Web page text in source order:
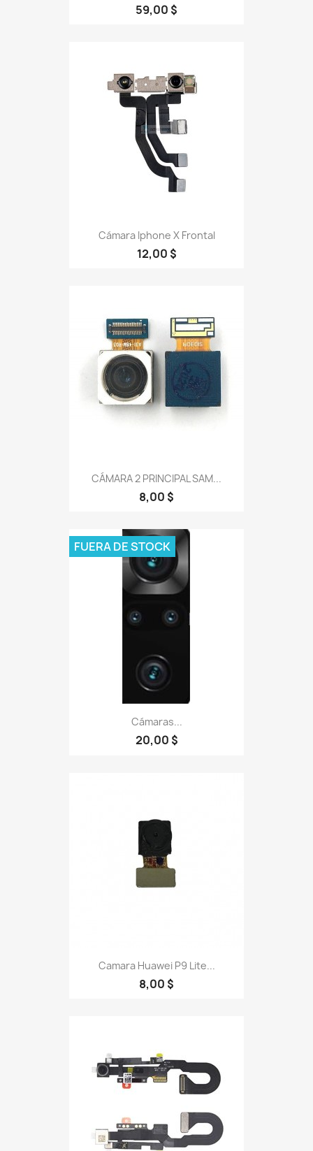
59,00 $
Cámara Iphone X Frontal
12,00 $
CÁMARA 2 PRINCIPAL SAM...
8,00 $
Cámaras...
20,00 $
FUERA DE STOCK
Camara Huawei P9 Lite...
8,00 $